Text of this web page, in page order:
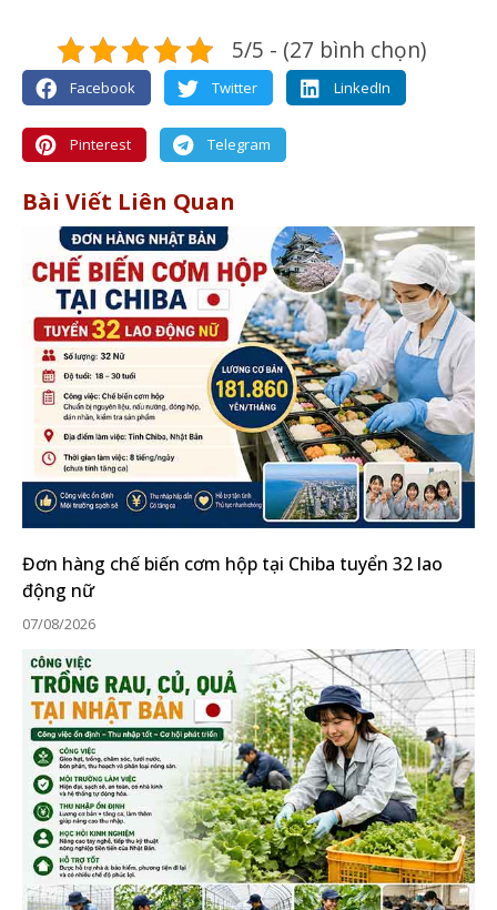
5/5 - (27 bình chọn)
Facebook Twitter LinkedIn
Pinterest Telegram
Bài Viết Liên Quan
Đơn hàng chế biến cơm hộp tại Chiba tuyển 32 lao
động nữ
07/08/2026